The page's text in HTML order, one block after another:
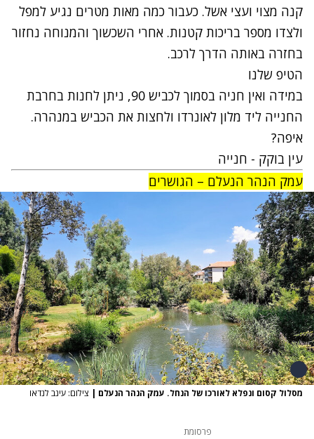
קנה מצוי ועצי אשל. כעבור כמה מאות מטרים נגיע למפל
ולצדו מספר בריכות קטנות. אחרי השכשוך והמנוחה נחזור
בחזרה באותה הדרך לרכב.
הטיפ שלנו
במידה ואין חניה בסמוך לכביש 90, ניתן לחנות בחרבת
החנייה ליד מלון לאונרדו ולחצות את הכביש במנהרה.
איפה?
עין בוקק - חנייה
עמק הנהר הנעלם – הגושרים
מסלול קסום ונפלא לאורכו של הנחל. עמק הנהר הנעלם | צילום: עינב לנדאו
פרסומת